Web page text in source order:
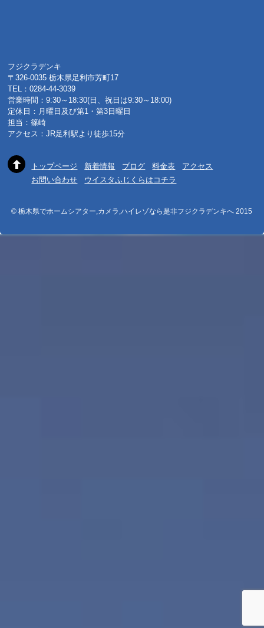
フジクラデンキ
〒326-0035 栃木県足利市芳町17
TEL：0284-44-3039
営業時間：9:30～18:30(日、祝日は9:30～18:00)
定休日：月曜日及び第1・第3日曜日
担当：篠崎
アクセス：JR足利駅より徒歩15分
トップページ 新着情報 ブログ 料金表
アクセス
お問い合わせ
ウイスタふじくらはコチラ
© 栃木県でホームシアター,カメラ,ハイレゾなら是非フジクラデンキへ 2015